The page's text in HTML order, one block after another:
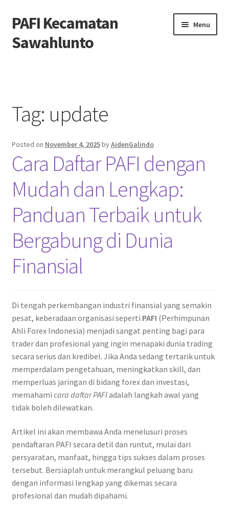
Skip
to
navigation
Skip
to
content
PAFI Kecamatan
Sawahlunto
Menu
Privacy Policy
Tentang Kami
Tag: update
Posted on November 4, 2025byAidenGalindo
Cara Daftar PAFI dengan
Mudah dan Lengkap:
Panduan Terbaik untuk
Bergabung di Dunia
Finansial
Di tengah perkembangan industri finansial yang semakin
pesat, keberadaan organisasi seperti PAFI (Perhimpunan
Ahli Forex Indonesia) menjadi sangat penting bagi para
trader dan profesional yang ingin menapaki dunia trading
secara serius dan kredibel. Jika Anda sedang tertarik untuk
memperdalam pengetahuan, meningkatkan skill, dan
memperluas jaringan di bidang forex dan investasi,
memahami cara daftar PAFIadalah langkah awal yang
tidak boleh dilewatkan.
Artikel ini akan membawa Anda menelusuri proses
pendaftaran PAFI secara detil dan runtut, mulai dari
persyaratan, manfaat, hingga tips sukses dalam proses
tersebut. Bersiaplah untuk merangkul peluang baru
dengan informasi lengkap yang dikemas secara
profesional dan mudah dipahami.